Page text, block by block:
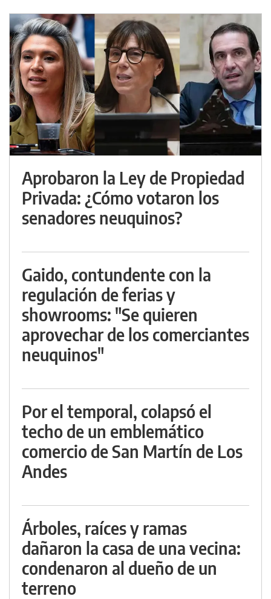
Aprobaron la Ley de Propiedad
Privada: ¿Cómo votaron los
senadores neuquinos?
Gaido, contundente con la
regulación de ferias y
showrooms: "Se quieren
aprovechar de los comerciantes
neuquinos"
Por el temporal, colapsó el
techo de un emblemático
comercio de San Martín de Los
Andes
Árboles, raíces y ramas
dañaron la casa de una vecina:
condenaron al dueño de un
terreno